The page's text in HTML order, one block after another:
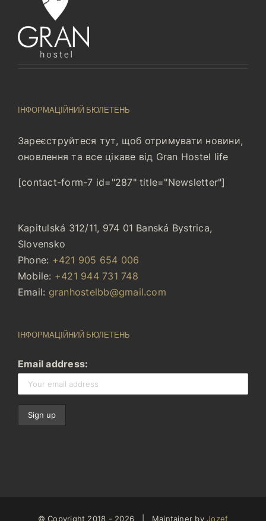
ІНФОРМАЦІЙНИЙ БЮЛЕТЕНЬ
Зареєструйтеся тут, щоб отримувати новини,
оновлення та все цікаве від Gran Hostel life
[contact-form-7 id="287" title="Newsletter"]
Kapitulská 312/11, 974 01 Banská Bystrica,
Slovensko
Phone: +421 905 654 006
Mobile: +421 944 731 748
Email: granhostelbb@gmail.com
ІНФОРМАЦІЙНИЙ БЮЛЕТЕНЬ
Email address:
© Copyright 2018 - 2026 | Maintainer byJozef